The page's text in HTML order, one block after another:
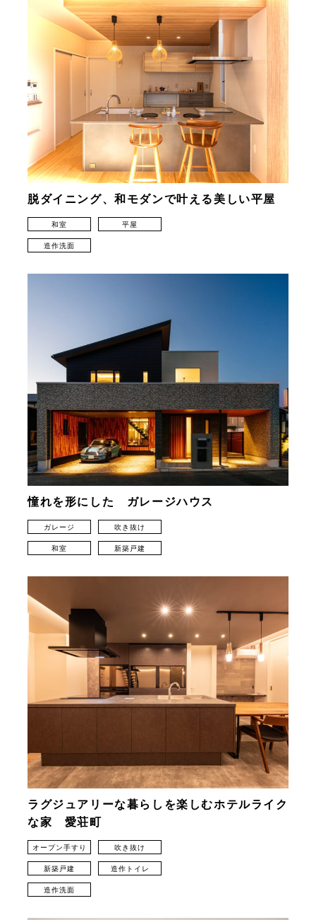
脱ダイニング、和モダンで叶える美しい平屋
和室 平屋
造作洗面
憧れを形にした ガレージハウス
ガレージ 吹き抜け
和室 新築戸建
ラグジュアリーな暮らしを楽しむホテルライク
な家 愛荘町
オープン手すり 吹き抜け
新築戸建 造作トイレ
造作洗面